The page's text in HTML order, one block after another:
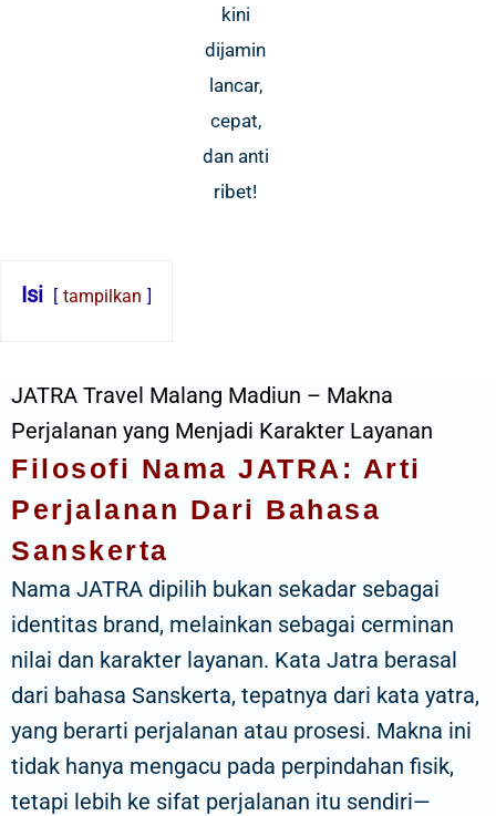
kini
dijamin
lancar,
cepat,
dan anti
ribet!
Isi tampilkan
JATRA Travel Malang Madiun – Makna
Perjalanan yang Menjadi Karakter Layanan
Filosofi Nama JATRA: Arti
Perjalanan Dari Bahasa
Sanskerta
Nama JATRA dipilih bukan sekadar sebagai
identitas brand, melainkan sebagai cerminan
nilai dan karakter layanan. Kata Jatra berasal
dari bahasa Sanskerta, tepatnya dari kata yatra,
yang berarti perjalanan atau prosesi. Makna ini
tidak hanya mengacu pada perpindahan fisik,
tetapi lebih ke sifat perjalanan itu sendiri—